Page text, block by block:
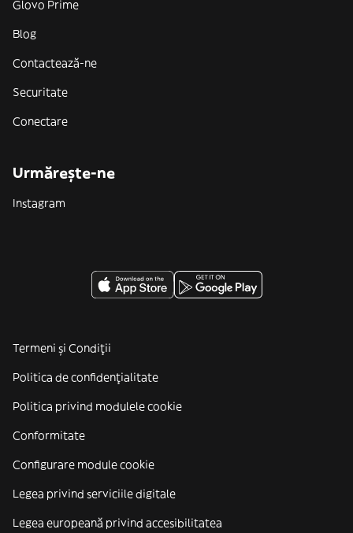
Glovo Prime
Blog
Contactează-ne
Securitate
Conectare
Urmărește-ne
Instagram
Termeni și Condiții
Politica de confidenţialitate
Politica privind modulele cookie
Conformitate
Configurare module cookie
Legea privind serviciile digitale
Legea europeană privind accesibilitatea